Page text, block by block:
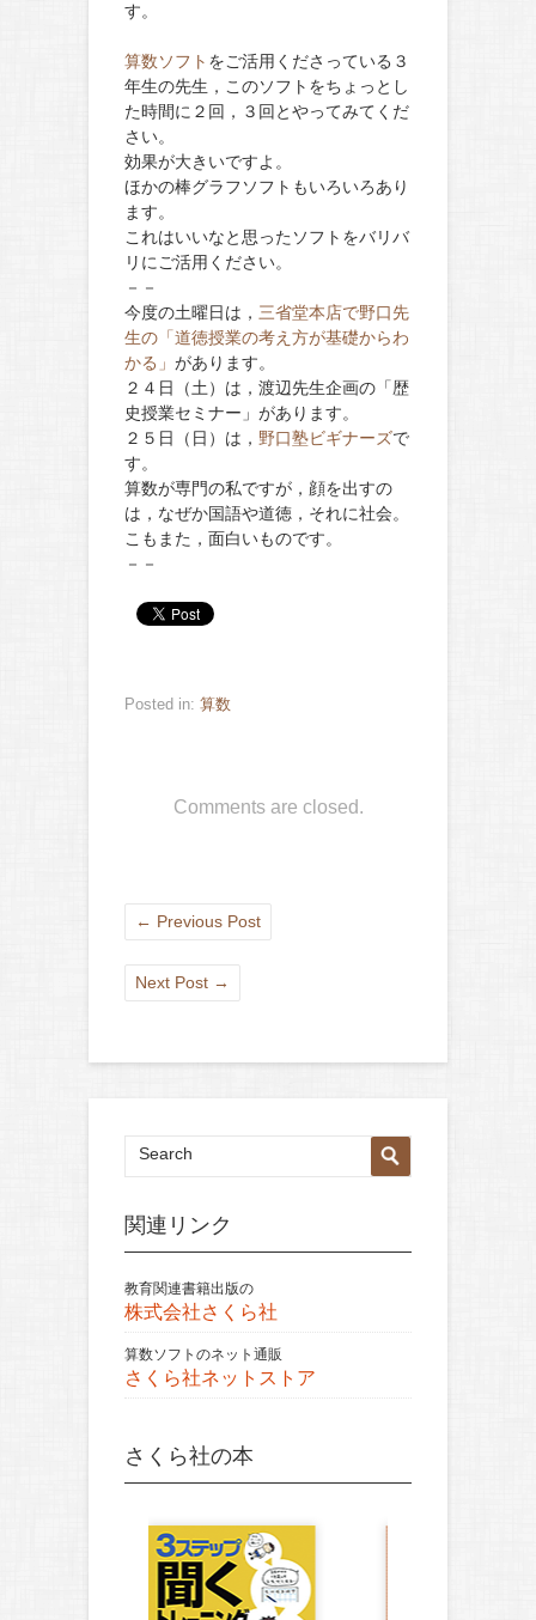
す。
算数ソフト をご活用くださっている３
年生の先生，このソフトをちょっとし
た時間に２回，３回とやってみてくだ
さい。
効果が大きいですよ。
ほかの棒グラフソフトもいろいろあり
ます。
これはいいなと思ったソフトをバリバ
リにご活用ください。
－－
今度の土曜日は， 三省堂本店で野口先
生の「道徳授業の考え方が基礎からわ
かる」 があります。
２４日（土）は，渡辺先生企画の「歴
史授業セミナー」があります。
２５日（日）は， 野口塾ビギナーズで
す。
算数が専門の私ですが，顔を出すの
は，なぜか国語や道徳，それに社会。
こもまた，面白いものです。
－－
Posted in: 算数
Comments are closed.
← Previous Post
Next Post →
関連リンク
教育関連書籍出版の
株式会社さくら社
算数ソフトのネット通販
さくら社ネットストア
さくら社の本